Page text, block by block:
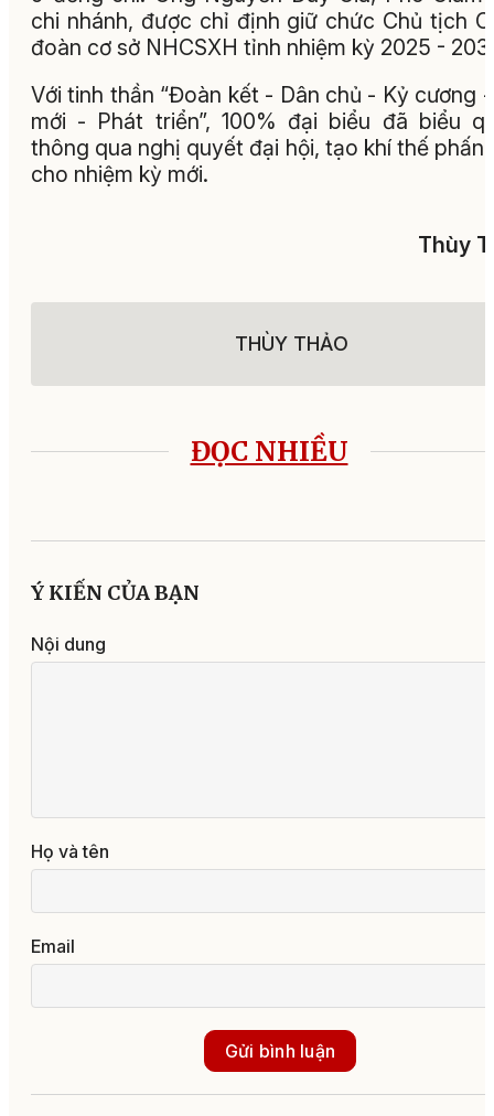
chi nhánh, được chỉ định giữ chức Chủ tịch
đoàn cơ sở NHCSXH tỉnh nhiệm kỳ 2025 -
Với tinh thần “Đoàn kết - Dân chủ - Kỷ cương
mới - Phát triển”, 100% đại biểu đã biểu
thông qua nghị quyết đại hội, tạo khí thế phấn
cho nhiệm kỳ mới.
Thùy
THÙY THẢO
ĐỌC NHIỀU
Ý KIẾN CỦA BẠN
Nội dung
Họ và tên
Email
Gửi bình luận